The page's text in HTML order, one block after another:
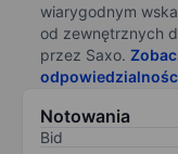
wiarygodnym
od zewnętrznych
przez Saxo.
Notowania
Bid